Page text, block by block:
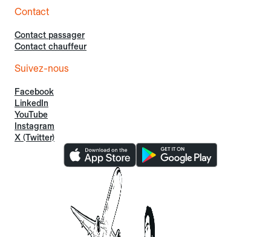
Contact
Contact passager
Contact chauffeur
Suivez-nous
Facebook
LinkedIn
YouTube
Instagram
X (Twitter)